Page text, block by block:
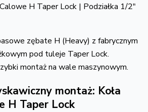
H Taper Lock | Podziałka 1/2"
zębate H (Heavy) z fabrycznym
pod tuleje Taper Lock.
montaż na wale maszynowym.
montaż: Koła
H Taper Lock